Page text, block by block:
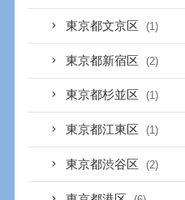
東京都文京区 (1)
東京都新宿区 (2)
東京都杉並区 (1)
東京都江東区 (1)
東京都渋谷区 (2)